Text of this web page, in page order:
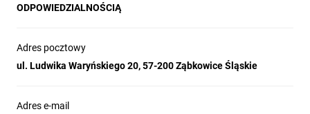
ODPOWIEDZIALNOŚCIĄ
Adres pocztowy
ul. Ludwika Waryńskiego 20, 57-200 Ząbkowice Śląskie
Adres e-mail